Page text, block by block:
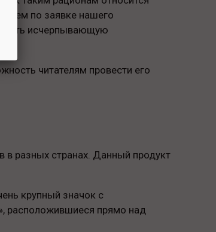
по заявке нашего
дать исчерпывающую
читателям провести его
в разных странах. Данный продукт
крупный значок с
расположившиеся прямо над